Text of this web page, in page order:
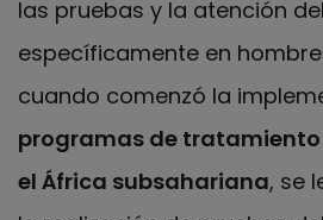
las pruebas y la atención
específicamente en
cuando comenzó la
programas de
el África subsahariana, se